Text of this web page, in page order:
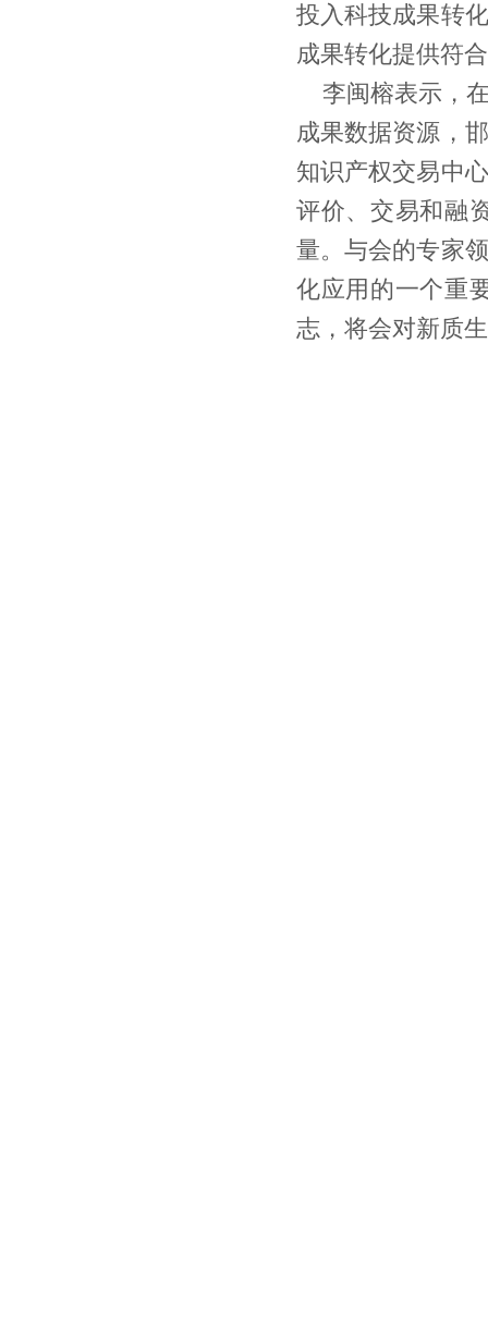
投入科技成果转
成果转化提供符
李闽榕表示，
成果数据资源，
知识产权交易中
评价、交易和融
量。与会的专家
化应用的一个重
志，将会对新质